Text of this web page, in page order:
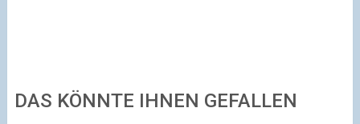
DAS KÖNNTE IHNEN GEFALLEN